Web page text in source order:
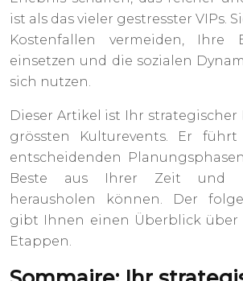
ist als das vieler gestresster VIPs.
Kostenfallen vermeiden, Ihre
einsetzen und die sozialen
sich nutzen.
Dieser Artikel ist Ihr strategischer
grössten Kulturevents. Er
entscheidenden
Beste aus Ihrer Zeit und
herausholen können. Der
gibt Ihnen einen Überblick über
Etappen.